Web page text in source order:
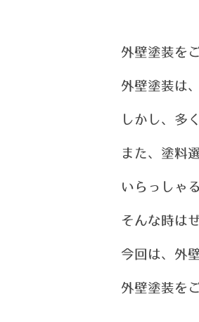
外壁塗装を
外壁塗装は
しかし、多
また、塗料
いらっしゃ
そんな時は
今回は、外
外壁塗装を